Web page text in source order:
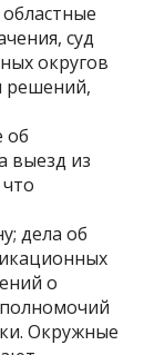
суд
округов
решений,
об
выезд из
дела об
о
Окружные